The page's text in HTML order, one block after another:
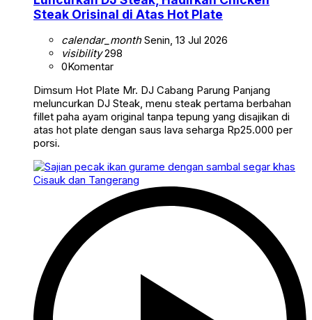
Steak Orisinal di Atas Hot Plate
calendar_monthSenin, 13 Jul 2026
visibility298
0Komentar
Dimsum Hot Plate Mr. DJ Cabang Parung Panjang
meluncurkan DJ Steak, menu steak pertama berbahan
fillet paha ayam original tanpa tepung yang disajikan di
atas hot plate dengan saus lava seharga Rp25.000 per
porsi.